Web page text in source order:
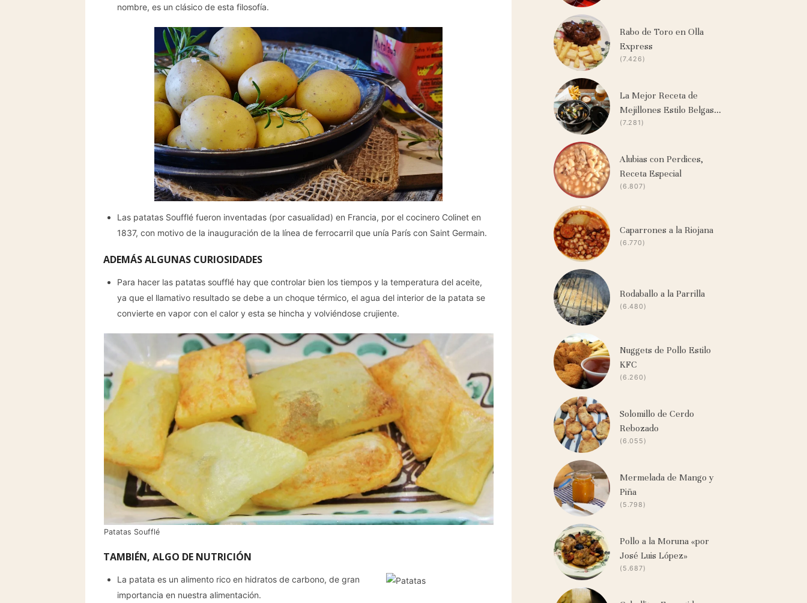
nombre, es un clásico de esta filosofía.
Las patatas Soufflé fueron inventadas (por casualidad) en Francia, por el cocinero Colinet en
1837, con motivo de la inauguración de la línea de ferrocarril que unía París con Saint Germain.
ADEMÁS ALGUNAS CURIOSIDADES
Para hacer las patatas soufflé hay que controlar bien los tiempos y la temperatura del aceite,
ya que el llamativo resultado se debe a un choque térmico, el agua del interior de la patata se
convierte en vapor con el calor y esta se hincha y volviéndose crujiente.
Patatas Soufflé
TAMBIÉN, ALGO DE NUTRICIÓN
La patata es un alimento rico en hidratos de carbono, de gran
importancia en nuestra alimentación.
Rabo de Toro en Olla
Express
(7.426)
La Mejor Receta de
Mejillones Estilo Belgas…
(7.281)
Alubias con Perdices,
Receta Especial
(6.807)
Caparrones a la Riojana
(6.770)
Rodaballo a la Parrilla
(6.480)
Nuggets de Pollo Estilo
KFC
(6.260)
Solomillo de Cerdo
Rebozado
(6.055)
Mermelada de Mango y
Piña
(5.798)
Pollo a la Moruna «por
José Luis López»
(5.687)